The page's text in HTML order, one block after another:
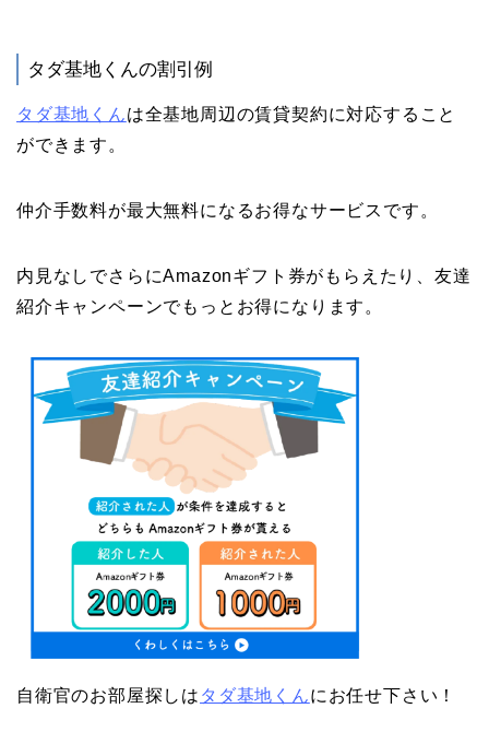
タダ基地くんの割引例
タダ基地くんは全基地周辺の賃貸契約に対応すること
ができます。
仲介手数料が最大無料になるお得なサービスです。
内見なしでさらにAmazonギフト券がもらえたり、友達
紹介キャンペーンでもっとお得になります。
自衛官のお部屋探しは タダ基地くんにお任せ下さい！